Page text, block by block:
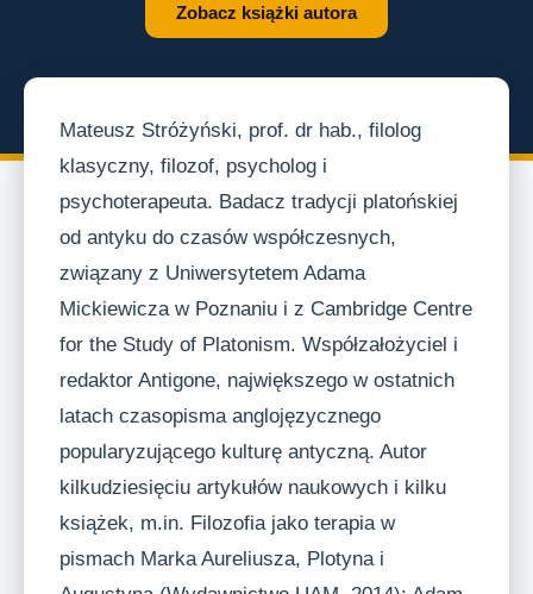
Projekty
Contra Gentiles
Dobroczynność
Jafa
Kontakt
Wesprzyj nas / Donate
Zobacz książki autora
Mateusz Stróżyński, prof. dr hab., filolog
klasyczny, filozof, psycholog i
psychoterapeuta. Badacz tradycji platońskiej
od antyku do czasów współczesnych,
związany z Uniwersytetem Adama
Mickiewicza w Poznaniu i z Cambridge Centre
for the Study of Platonism. Współzałożyciel i
redaktor Antigone, największego w ostatnich
latach czasopisma anglojęzycznego
popularyzującego kulturę antyczną. Autor
kilkudziesięciu artykułów naukowych i kilku
książek, m.in. Filozofia jako terapia w
pismach Marka Aureliusza, Plotyna i